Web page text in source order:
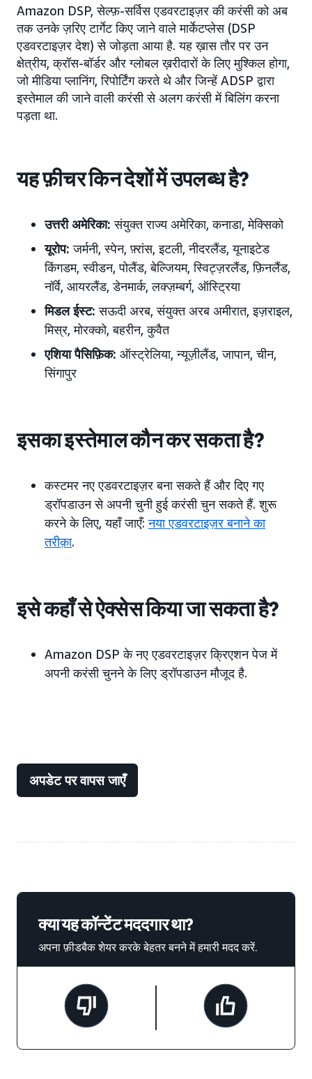
Amazon DSP, सेल्फ़-सर्विस एडवरटाइज़र की करंसी को अब
तक उनके ज़रिए टार्गेट किए जाने वाले मार्केटप्लेस (DSP
एडवरटाइज़र देश) से जोड़ता आया है. यह ख़ास तौर पर उन
क्षेत्रीय, क्रॉस-बॉर्डर और ग्लोबल ख़रीदारों के लिए मुश्किल होगा,
जो मीडिया प्लानिंग, रिपोर्टिंग करते थे और जिन्हें ADSP द्वारा
इस्तेमाल की जाने वाली करंसी से अलग करंसी में बिलिंग करना
पड़ता था.
यह फ़ीचर किन देशों में उपलब्ध है?
उत्तरी अमेरिका: संयुक्त राज्य अमेरिका, कनाडा, मेक्सिको
यूरोप: जर्मनी, स्पेन, फ़्रांस, इटली, नीदरलैंड, यूनाइटेड
किंगडम, स्वीडन, पोलैंड, बेल्जियम, स्विट्ज़रलैंड, फ़िनलैंड,
नॉर्वे, आयरलैंड, डेनमार्क, लक्ज़म्बर्ग, ऑस्ट्रिया
मिडल ईस्ट: सऊदी अरब, संयुक्त अरब अमीरात, इज़राइल,
मिस्र, मोरक्को, बहरीन, कुवैत
एशिया पैसिफ़िक: ऑस्ट्रेलिया,न्यूज़ीलैंड, जापान, चीन,
सिंगापुर
इसका इस्तेमाल कौन कर सकता है?
कस्टमर नए एडवरटाइज़र बना सकते हैं और दिए गए
ड्रॉपडाउन से अपनी चुनी हुई करंसी चुन सकते हैं. शुरू
करने के लिए, यहाँ जाएँ:नया एडवरटाइज़र बनाने का
तरीक़ा.
इसे कहाँ से ऐक्सेस किया जा सकता है?
Amazon DSP के नए एडवरटाइज़र क्रिएशन पेज में
अपनी करंसी चुनने के लिए ड्रॉपडाउन मौजूद है.
अपडेट पर वापस जाएँ
क्या यह कॉन्टेंट मददगार था?
अपना फ़ीडबैक शेयर करके बेहतर बनने में हमारी मदद करें.